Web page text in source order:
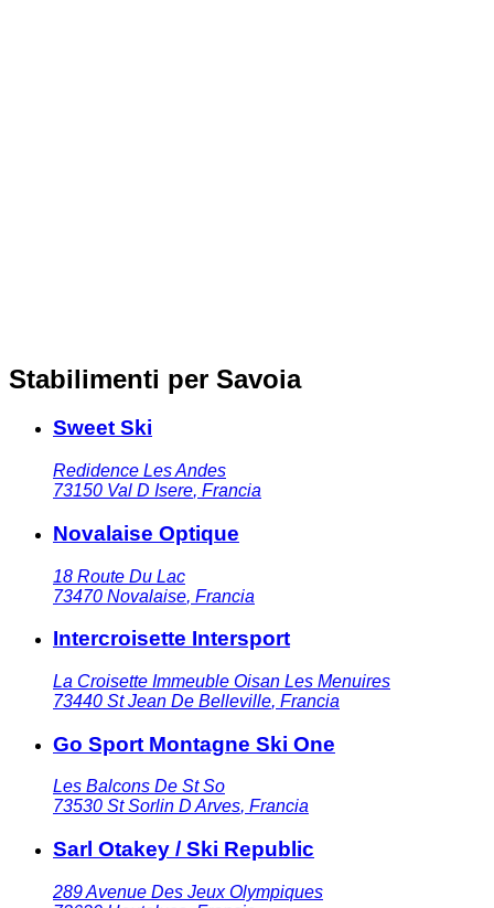
Stabilimenti per Savoia
Sweet Ski
Redidence Les Andes
73150 Val D Isere, Francia
Novalaise Optique
18 Route Du Lac
73470 Novalaise, Francia
Intercroisette Intersport
La Croisette Immeuble Oisan Les Menuires
73440 St Jean De Belleville, Francia
Go Sport Montagne Ski One
Les Balcons De St So
73530 St Sorlin D Arves, Francia
Sarl Otakey / Ski Republic
289 Avenue Des Jeux Olympiques